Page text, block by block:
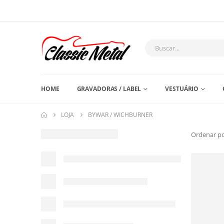
HOME GRAVADORAS / LABEL VESTUÁRIO
LOJA BYWAR / WICHBURNER
Ordenar